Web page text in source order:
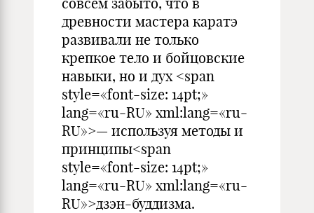
древности мастера каратэ
развивали не только
крепкое тело и бойцовские
навыки, но и дух <span
style=«font-size: 14pt;»
lang=«ru-RU» xml:lang=«ru-
RU»>— используя методы и
принципы<span
style=«font-size: 14pt;»
lang=«ru-RU» xml:lang=«ru-
RU»>дзэн-буддизма.